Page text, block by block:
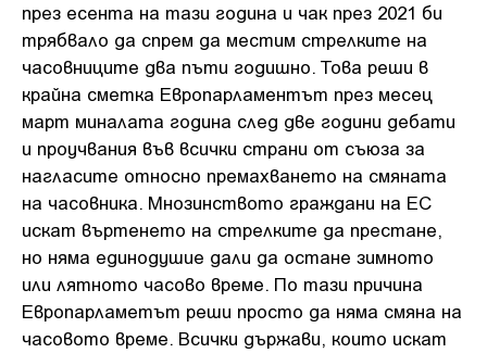
през есента на тази година и чак през 2021 би
трябвало да спрем да местим стрелките на
часовниците два пъти годишно. Това реши в
крайна сметка Европарламентът през месец
март миналата година след две години дебати
и проучвания във всички страни от съюза за
нагласите относно премахването на смяната
на часовника. Мнозинството граждани на ЕС
искат въртенето на стрелките да престане,
но няма единодушие дали да остане зимното
или лятното часово време. По тази причина
Европарламетът реши просто да няма смяна на
часовото време. Всички държави, които искат